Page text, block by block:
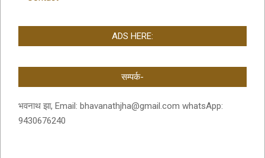
ADS HERE:
सम्पर्क-
भवनाथ झा, Email: bhavanathjha@gmail.com whatsApp:
9430676240